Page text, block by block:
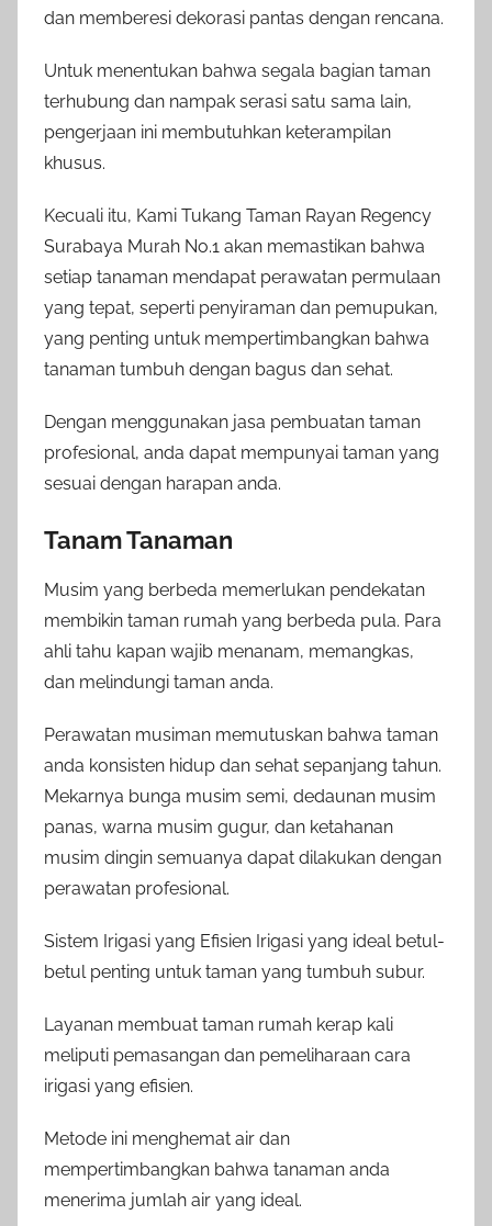
dan memberesi dekorasi pantas dengan rencana.
Untuk menentukan bahwa segala bagian taman
terhubung dan nampak serasi satu sama lain,
pengerjaan ini membutuhkan keterampilan
khusus.
Kecuali itu, Kami Tukang Taman Rayan Regency
Surabaya Murah No.1 akan memastikan bahwa
setiap tanaman mendapat perawatan permulaan
yang tepat, seperti penyiraman dan pemupukan,
yang penting untuk mempertimbangkan bahwa
tanaman tumbuh dengan bagus dan sehat.
Dengan menggunakan jasa pembuatan taman
profesional, anda dapat mempunyai taman yang
sesuai dengan harapan anda.
Tanam Tanaman
Musim yang berbeda memerlukan pendekatan
membikin taman rumah yang berbeda pula. Para
ahli tahu kapan wajib menanam, memangkas,
dan melindungi taman anda.
Perawatan musiman memutuskan bahwa taman
anda konsisten hidup dan sehat sepanjang tahun.
Mekarnya bunga musim semi, dedaunan musim
panas, warna musim gugur, dan ketahanan
musim dingin semuanya dapat dilakukan dengan
perawatan profesional.
Sistem Irigasi yang Efisien Irigasi yang ideal betul-
betul penting untuk taman yang tumbuh subur.
Layanan membuat taman rumah kerap kali
meliputi pemasangan dan pemeliharaan cara
irigasi yang efisien.
Metode ini menghemat air dan
mempertimbangkan bahwa tanaman anda
menerima jumlah air yang ideal.